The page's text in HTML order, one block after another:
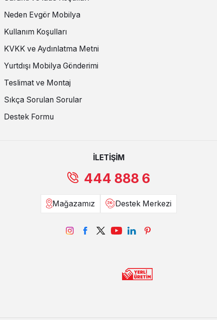
Neden Evgör Mobilya
Kullanım Koşulları
KVKK ve Aydınlatma Metni
Yurtdışı Mobilya Gönderimi
Teslimat ve Montaj
Sıkça Sorulan Sorular
Destek Formu
İLETİŞİM
444 888 6
Mağazamız Destek Merkezi